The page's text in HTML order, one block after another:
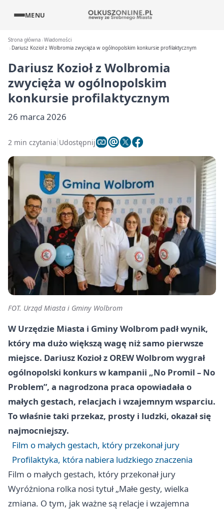
MENU
Strona główna Wiadomości
Dariusz Kozioł z Wolbromia zwycięża w ogólnopolskim konkursie profilaktycznym
Dariusz Kozioł z Wolbromia
zwycięża w ogólnopolskim
konkursie profilaktycznym
26 marca 2026
2 min czytania Udostępnij
FOT. Urząd Miasta i Gminy Wolbrom
W Urzędzie Miasta i Gminy Wolbrom padł wynik,
który ma dużo większą wagę niż samo pierwsze
miejsce. Dariusz Kozioł z OREW Wolbrom wygrał
ogólnopolski konkurs w kampanii „No Promil – No
Problem”, a nagrodzona praca opowiadała o
małych gestach, relacjach i wzajemnym wsparciu.
To właśnie taki przekaz, prosty i ludzki, okazał się
najmocniejszy.
Film o małych gestach, który przekonał jury
Profilaktyka, która nabiera ludzkiego znaczenia
Film o małych gestach, który przekonał jury
Wyróżniona rolka nosi tytuł „Małe gesty, wielka
zmiana. O tym, jak ważne są relacje i wzajemna